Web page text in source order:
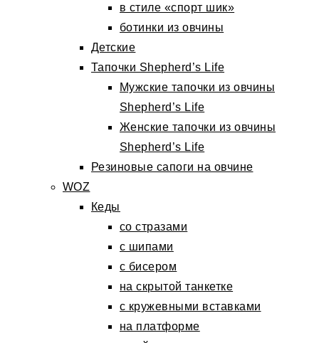
в стиле «спорт шик»
ботинки из овчины
Детские
Тапочки Shepherd’s Life
Мужские тапочки из овчины
Shepherd’s Life
Женские тапочки из овчины
Shepherd’s Life
Резиновые сапоги на овчине
WOZ
Кеды
со стразами
с шипами
с бисером
на скрытой танкетке
с кружевными вставками
на платформе